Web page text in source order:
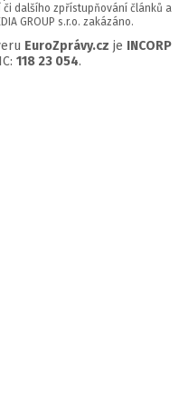
či dalšího zpřístupňování článků a
GROUP s.r.o. zakázáno.
EuroZprávy.cz je INCORP
118 23 054.